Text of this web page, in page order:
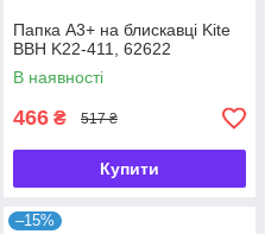
Папка А3+ на блискавці Kite
BBH K22-411, 62622
В наявності
466 ₴ 517 ₴
Купити
–15%